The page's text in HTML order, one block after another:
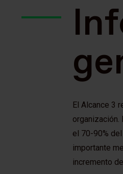
El Alcance 3
el 70-90%
importante
incremento